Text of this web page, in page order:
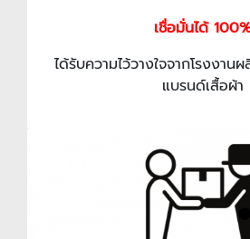
เชื่อมั่นได้
ได้รับความไว้วางใจจากโรงงาน
แบรนด์เสื้อผ้า